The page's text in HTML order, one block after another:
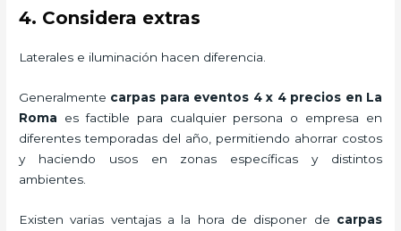
4. Considera extras
Laterales e iluminación hacen diferencia.
Generalmente carpas para eventos 4 x 4 precios en La
Roma es factible para cualquier persona o empresa en
diferentes temporadas del año, permitiendo ahorrar costos
y haciendo usos en zonas específicas y distintos
ambientes.
Existen varias ventajas a la hora de disponer de carpas